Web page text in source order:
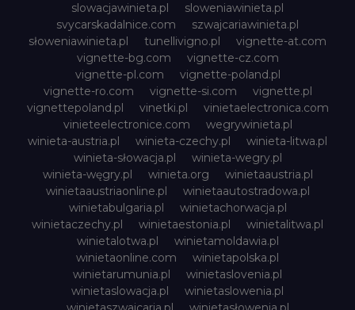
slowacjawinieta.pl
sloweniawinieta.pl
svycarskadalnice.com
szwajcariawinieta.pl
słoweniawinieta.pl
tunellivigno.pl
vignette-at.com
vignette-bg.com
vignette-cz.com
vignette-pl.com
vignette-poland.pl
vignette-ro.com
vignette-si.com
vignette.pl
vignettepoland.pl
vinetki.pl
vinietaelectronica.com
vinieteelectronice.com
wegrywinieta.pl
winieta-austria.pl
winieta-czechy.pl
winieta-litwa.pl
winieta-słowacja.pl
winieta-wegry.pl
winieta-węgry.pl
winieta.org
winietaaustria.pl
winietaaustriaonline.pl
winietaautostradowa.pl
winietabulgaria.pl
winietachorwacja.pl
winietaczechy.pl
winietaestonia.pl
winietalitwa.pl
winietalotwa.pl
winietamoldawia.pl
winietaonline.com
winietapolska.pl
winietarumunia.pl
winietaslovenia.pl
winietaslowacja.pl
winietaslowenia.pl